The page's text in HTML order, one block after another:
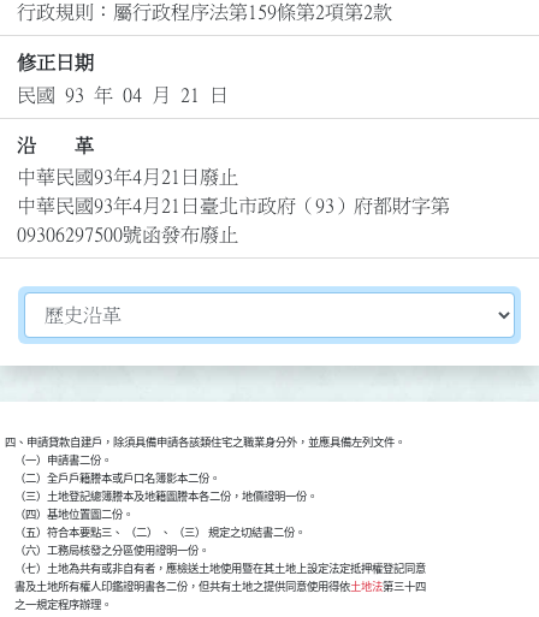
行政規則：屬行政程序法第159條第2項第2款
修正日期
民國 93 年 04 月 21 日
沿 革
中華民國93年4月21日廢止
中華民國93年4月21日臺北市政府（93）府都財字第
09306297500號函發布廢止
切換選擇法規資訊內容
四、申請貸款自建戶，除須具備申請各該類住宅之職業身分外，並應具備左列文件。
    （一）申請書二份。
    （二）全戶戶籍謄本或戶口名簿影本二份。
    （三）土地登記總簿謄本及地籍圖謄本各二份，地價證明一份。
    （四）基地位置圖二份。
    （五）符合本要點三、 （二） 、 （三） 規定之切結書二份。
    （六）工務局核發之分區使用證明一份。
    （七）土地為共有或非自有者，應檢送土地使用暨在其土地上設定法定抵押權登記同意
    書及土地所有權人印鑑證明書各二份，但共有土地之提供同意使用得依
土地法第三十四
    之一規定程序辦理。